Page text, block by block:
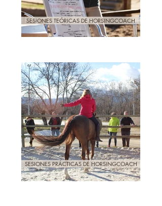
SESIONES TEÓRICAS DE HORSINGCOACH
SESIONES PRÁCTICAS DE HORSINGCOACH